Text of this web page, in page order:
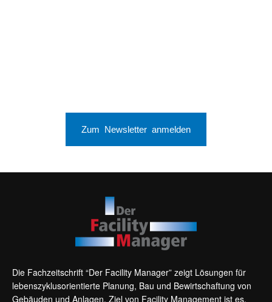
Zum Newsletter anmelden
Die Fachzeitschrift “Der Facility Manager” zeigt Lösungen für
lebenszyklusorientierte Planung, Bau und Bewirtschaftung von
Gebäuden und Anlagen. Ziel von Facility Management ist es,